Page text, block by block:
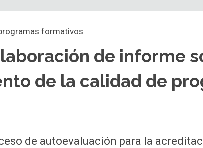
formativos
de informe
de la calidad de
de autoevaluación para la